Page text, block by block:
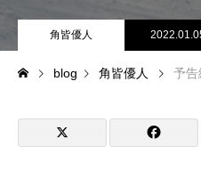
参加費のお支払い
各会場の集合場所
スキー場から選ぶ
角皆優人
blog 角皆優人 予告編をア